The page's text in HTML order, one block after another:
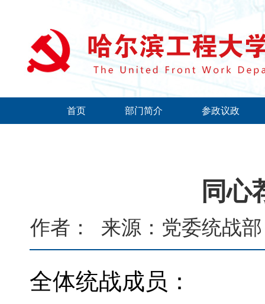
首页 部门简介 参政议政
同心
作者： 来源：党委统战部
全体统战成员：